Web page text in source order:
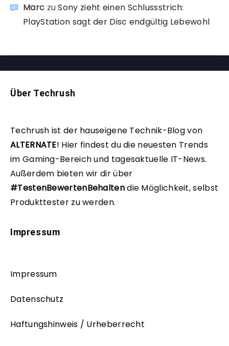
Marc zuSony zieht einen Schlussstrich:
PlayStation sagt der Disc endgültig Lebewohl
Über Techrush
Techrush ist der hauseigene Technik-Blog von
ALTERNATE! Hier findest du die neuesten Trends
im Gaming-Bereich und tagesaktuelle IT-News.
Außerdem bieten wir dir über
#TestenBewertenBehaltendie Möglichkeit, selbst
Produkttester zu werden.
Impressum
Impressum
Datenschutz
Haftungshinweis / Urheberrecht